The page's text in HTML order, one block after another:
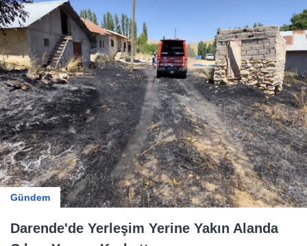
Gündem
Darende'de Yerleşim Yerine Yakın Alanda